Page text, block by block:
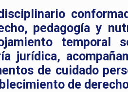
pedagogía y
temporal
jurídica,
de cuidado
de